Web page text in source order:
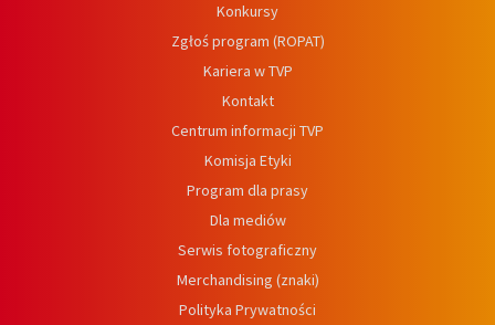
Konkursy
Zgłoś program (ROPAT)
Kariera w TVP
Kontakt
Centrum informacji TVP
Komisja Etyki
Program dla prasy
Dla mediów
Serwis fotograficzny
Merchandising (znaki)
Polityka Prywatności